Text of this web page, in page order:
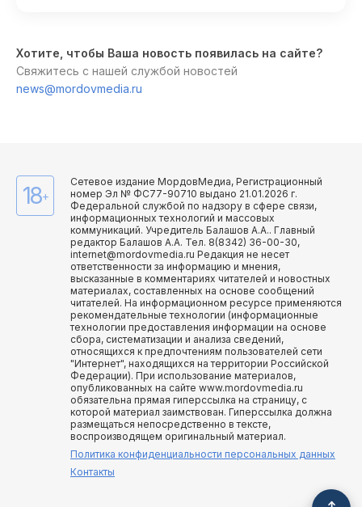
Хотите, чтобы Ваша новость появилась на сайте?
Свяжитесь с нашей службой новостей
news@mordovmedia.ru
18+
Сетевое издание МордовМедиа, Регистрационный
номер Эл № ФС77-90710 выдано 21.01.2026 г.
Федеральной службой по надзору в сфере связи,
информационных технологий и массовых
коммуникаций. Учредитель Балашов А.А.. Главный
редактор Балашов А.А. Тел. 8(8342) 36-00-30,
internet@mordovmedia.ru Редакция не несет
ответственности за информацию и мнения,
высказанные в комментариях читателей и новостных
материалах, составленных на основе сообщений
читателей. На информационном ресурсе применяются
рекомендательные технологии (информационные
технологии предоставления информации на основе
сбора, систематизации и анализа сведений,
относящихся к предпочтениям пользователей сети
"Интернет", находящихся на территории Российской
Федерации). При использование материалов,
опубликованных на сайте www.mordovmedia.ru
обязательна прямая гиперссылка на страницу, с
которой материал заимствован. Гиперссылка должна
размещаться непосредственно в тексте,
воспроизводящем оригинальный материал.
Политика конфиденциальности персональных данных
Контакты